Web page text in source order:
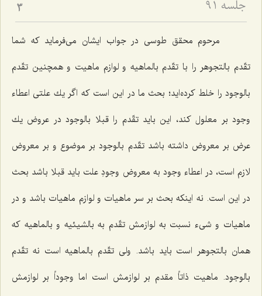
جلسه ۹۱ 3
مرحوم محقق طوسى در جواب ایشان مى‌فرماید كه شما
تقّدم بالتجوهر را با تقّدم بالماهیه و لوازم ماهیت و همچنین تقّدم
بالوجود را خلط كرده‌اید؛ بحث ما در این است كه اگر یك علتى اعطاء
وجود بر معلول كند، این باید تقّدم را قبلا بالوجود در عروض یك
عرض بر معروض داشته باشد تقّدم بالوجود بر موضوع و بر معروض
لازم است، در اعطاء وجود به معروض وجودِ علت باید قبلا باشد بحث
در این است. نه اینكه بحث بر سر ماهیات و لوازم ماهیات باشد و در
ماهیات و شیء نسبت به لوازمش تقّدم به بالشیئیه و بالماهیه كه
همان بالتجوهر است باید باشد. ولى تقّدم بالماهیه است نه تقّدم
بالوجود. ماهیت ذاتاً مقدم بر لوازمش است اما وجوداً بر لوازمش